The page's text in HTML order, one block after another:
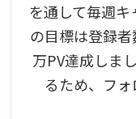
を通して毎週
の目標は登録
万PV達成しま
るため、フ